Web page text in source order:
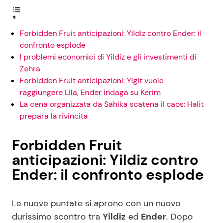
Forbidden Fruit anticipazioni: Yildiz contro Ender: il
confronto esplode
I problemi economici di Yildiz e gli investimenti di
Zehra
Forbidden Fruit anticipazioni: Yigit vuole
raggiungere Lila, Ender indaga su Kerim
La cena organizzata da Sahika scatena il caos: Halit
prepara la rivincita
Forbidden Fruit
anticipazioni: Yildiz contro
Ender: il confronto esplode
Le nuove puntate si aprono con un nuovo
durissimo scontro tra Yildiz ed Ender. Dopo